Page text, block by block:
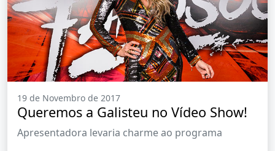
19 de Novembro de 2017
Queremos a Galisteu no Vídeo Show!
Apresentadora levaria charme ao programa